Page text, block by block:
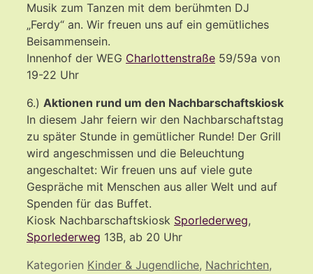
Musik zum Tanzen mit dem berühmten DJ
„Ferdy“ an. Wir freuen uns auf ein gemütliches
Beisammensein.
Innenhof der WEG Charlottenstraße 59/59a von
19-22 Uhr
6.) Aktionen rund um den Nachbarschaftskiosk
In diesem Jahr feiern wir den Nachbarschaftstag
zu später Stunde in gemütlicher Runde! Der Grill
wird angeschmissen und die Beleuchtung
angeschaltet: Wir freuen uns auf viele gute
Gespräche mit Menschen aus aller Welt und auf
Spenden für das Buffet.
Kiosk Nachbarschaftskiosk Sporlederweg,
Sporlederweg 13B, ab 20 Uhr
Kategorien Kinder & Jugendliche, Nachrichten,